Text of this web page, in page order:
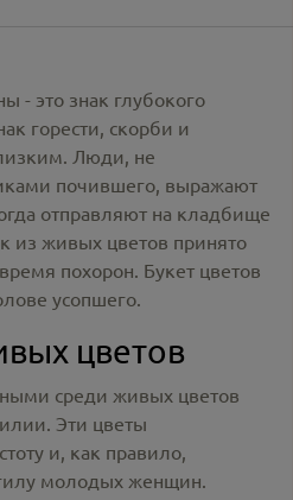
- это знак глубокого
горести, скорби и
Люди, не
почившего, выражают
отправляют на кладбище
из живых цветов принято
похорон. Букет цветов
усопшего.
цветов
среди живых цветов
Эти цветы
и, как правило,
молодых женщин.